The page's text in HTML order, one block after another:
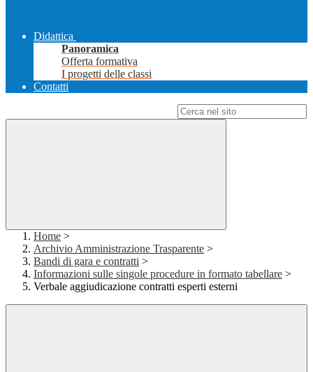
Didattica
Panoramica
Offerta formativa
I progetti delle classi
Contatti
Home >
Archivio Amministrazione Trasparente >
Bandi di gara e contratti >
Informazioni sulle singole procedure in formato tabellare >
Verbale aggiudicazione contratti esperti esterni